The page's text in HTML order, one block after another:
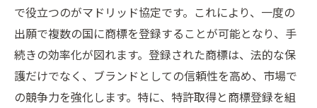
で役立つのがマドリッド協定です。これにより、一度の
出願で複数の国に商標を登録することが可能となり、手
続きの効率化が図れます。登録された商標は、法的な保
護だけでなく、ブランドとしての信頼性を高め、市場で
の競争力を強化します。特に、特許取得と商標登録を組